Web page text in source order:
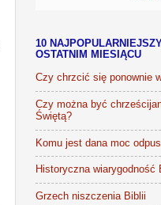
10
OSTATNIM MIESIĄCU
Czy chrzcić się ponownie
Czy można być
Świętą?
Komu jest dana moc
Historyczna wiarygodność
Grzech niszczenia Biblii